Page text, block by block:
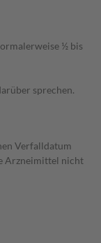
½ bis
sprechen.
Verfalldatum
Arzneimittel nicht